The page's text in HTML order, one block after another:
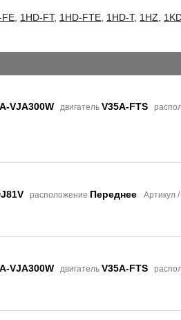
FE 1HD-FT, 1HD-FTE 1HD-T, 1HZ
VJA300W двигатель V35A-FTS
расположение Переднее Артикул /
VJA300W двигатель V35A-FTS